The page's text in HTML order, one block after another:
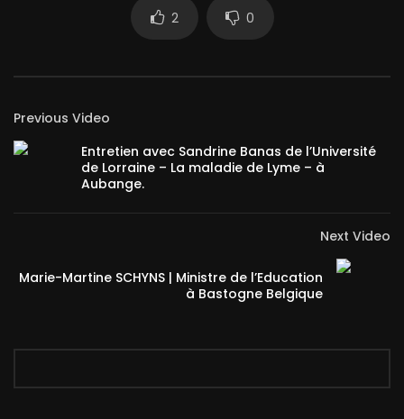
2 0
Previous Video
Entretien avec Sandrine Banas de l’Université
de Lorraine – La maladie de Lyme – à
Aubange.
Next Video
Marie-Martine SCHYNS | Ministre de l’Education
à Bastogne Belgique